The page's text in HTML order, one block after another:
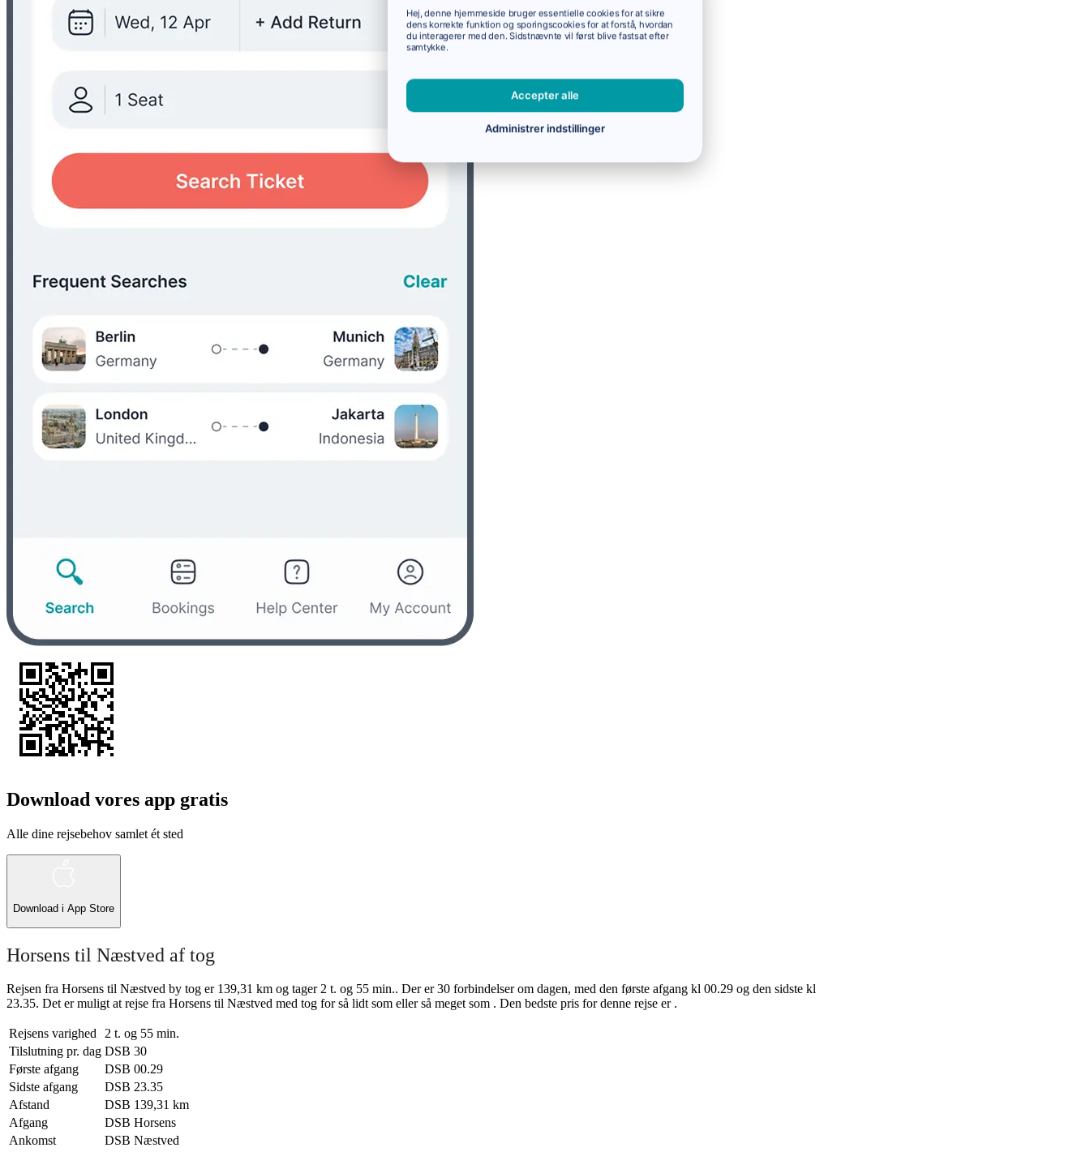
Download vores app gratis
Alle dine rejsebehov samlet ét sted
Download i App Store
Horsens til Næstved af tog
Rejsen fra Horsens til Næstved by tog er 139,31 km og tager 2 t. og 55 min.. Der er 30 forbindelser om dagen, med den første afgang kl 00.29 og den sidste kl
23.35. Det er muligt at rejse fra Horsens til Næstved med tog for så lidt som eller så meget som . Den bedste pris for denne rejse er .
Rejsens varighed 2 t. og 55 min.
Tilslutning pr. dag DSB 30
Første afgang
DSB 00.29
Sidste afgang
DSB 23.35
Afstand
DSB 139,31 km
Afgang
DSB Horsens
Ankomst
DSB Næstved
Hej, denne hjemmeside bruger essentielle cookies for at sikre
dens korrekte funktion og sporingscookies for at forstå, hvordan
du interagerer med den. Sidstnævnte vil først blive fastsat efter
samtykke.
Accepter alle
Administrer indstillinger